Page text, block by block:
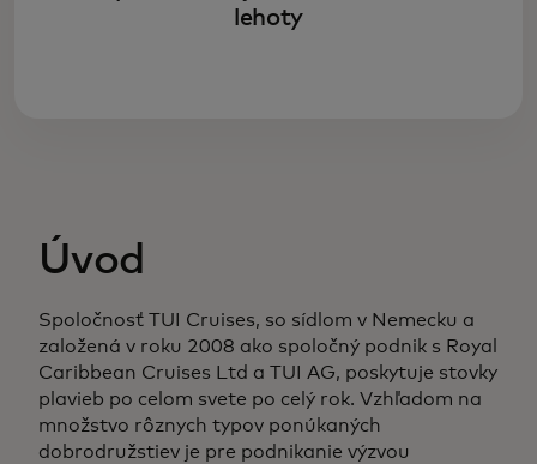
lehoty
Úvod
Spoločnosť TUI Cruises, so sídlom v Nemecku a
založená v roku 2008 ako spoločný podnik s Royal
Caribbean Cruises Ltd a TUI AG, poskytuje stovky
plavieb po celom svete po celý rok. Vzhľadom na
množstvo rôznych typov ponúkaných
dobrodružstiev je pre podnikanie výzvou